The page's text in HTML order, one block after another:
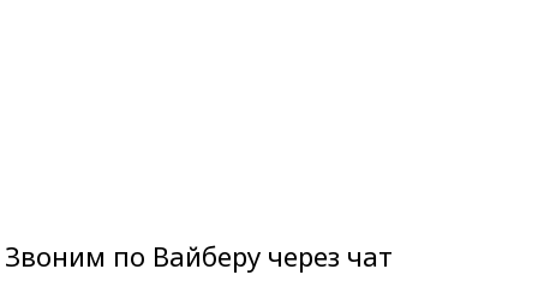
Звоним по Вайберу через чат